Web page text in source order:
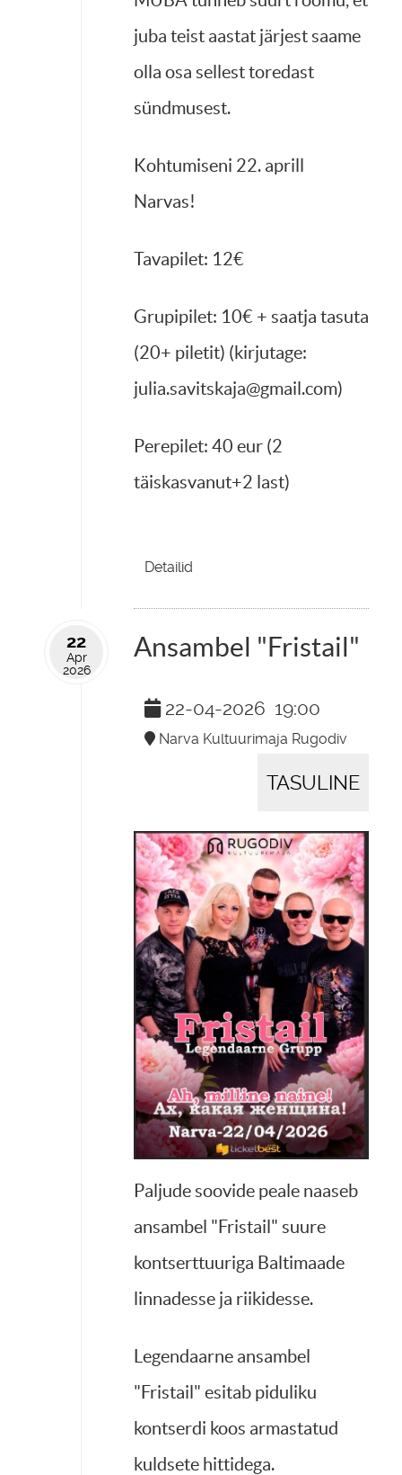
juba teist aastat järjest saame
olla osa sellest toredast
sündmusest.
Kohtumiseni 22. aprill
Narvas!
Tavapilet: 12€
Grupipilet: 10€ + saatja tasuta
(20+ piletit) (kirjutage:
julia.savitskaja@gmail.com)
Perepilet: 40 eur (2
täiskasvanut+2 last)
Detailid
22
Apr
2026
Ansambel "Fristail"
22-04-2026 19:00
Narva Kultuurimaja Rugodiv
TASULINE
Paljude soovide peale naaseb
ansambel "Fristail" suure
kontserttuuriga Baltimaade
linnadesse ja riikidesse.
Legendaarne ansambel
"Fristail" esitab piduliku
kontserdi koos armastatud
kuldsete hittidega.